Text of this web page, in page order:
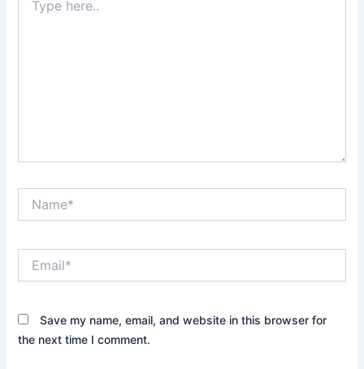
here..
Save my name, email, and website in this browser for
the next time I comment.